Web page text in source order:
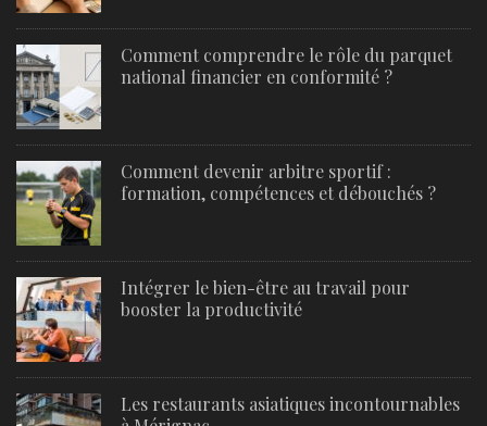
Comment comprendre le rôle du parquet
national financier en conformité ?
Comment devenir arbitre sportif :
formation, compétences et débouchés ?
Intégrer le bien-être au travail pour
booster la productivité
Les restaurants asiatiques incontournables